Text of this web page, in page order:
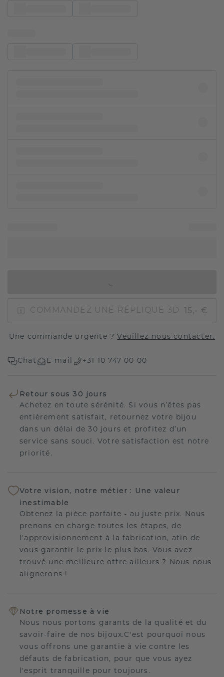
COMMANDEZ UNE RÉPLIQUE 3D 15,- €
Une commande urgente ?Veuillez-nous contacter.
Chat E-mail +31 10 747 00 00
Retour sous 30 jours
Achetez en toute sérénité. Si vous n’êtes pas
entièrement satisfait, retournez votre bijou
dans un délai de 30 jours et profitez d’un
service sans souci. Votre satisfaction est notre
priorité.
Votre vision, notre métier : Une valeur
inestimable
Obtenez la pièce parfaite - au juste prix. Nous
prenons en charge toutes les étapes, de
l'approvisionnement à la fabrication, afin de
vous garantir le prix le plus bas. Vous avez
trouvé une meilleure offre ailleurs ? Nous nous
alignerons !
Notre promesse à vie
Nous nous portons garants de la qualité et du
savoir-faire de nos bijoux.C'est pourquoi nous
vous offrons une garantie à vie contre les
défauts de fabrication, pour que vous ayez
l'esprit tranquille pour toujours.